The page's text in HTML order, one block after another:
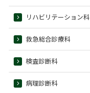
リハビリテーション科
救急総合診療科
検査診断科
病理診断科